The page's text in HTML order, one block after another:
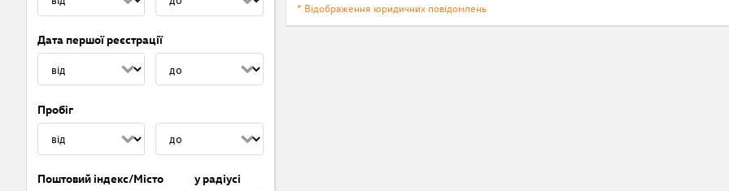
Дата першої реєстрації
Пробіг
Поштовий індекс/Місто у радіусі
* Відображення юридичних повідомлень